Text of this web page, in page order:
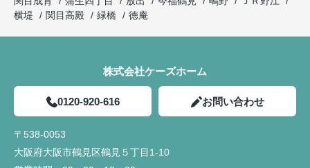
横堤
関目高殿 緑橋 徳庵
株式会社ケーズホーム
0120-920-616 お問い合わせ
〒538-0053
大阪府大阪市鶴見区鶴見５丁目1-10